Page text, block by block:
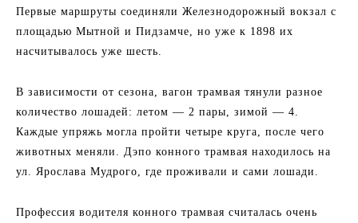
Первые маршруты соединяли Железнодорожный вокзал с
площадью Мытной и Пидзамче, но уже к 1898 их
насчитывалось уже шесть.
В зависимости от сезона, вагон трамвая тянули разное
количество лошадей: летом — 2 пары, зимой — 4.
Каждые упряжь могла пройти четыре круга, после чего
животных меняли. Дэпо конного трамвая находилось на
ул. Ярослава Мудрого, где проживали и сами лошади.
Профессия водителя конного трамвая считалась очень